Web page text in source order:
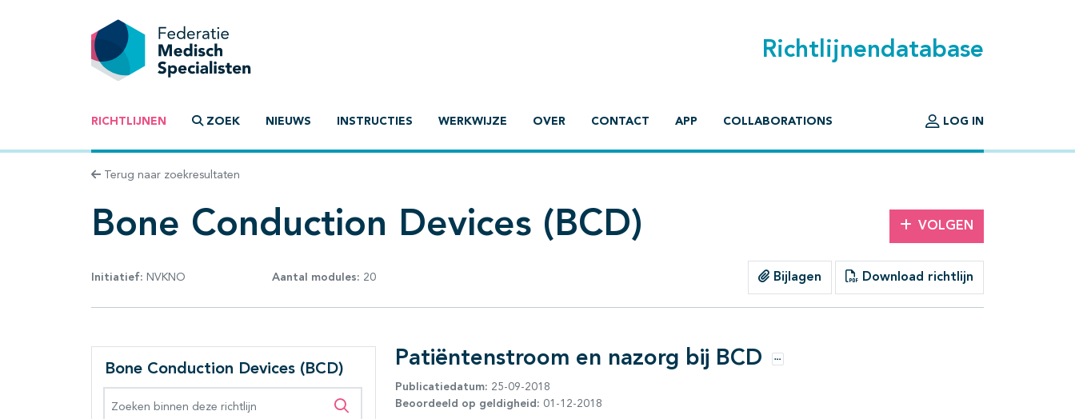
Richtlijnendatabase
RICHTLIJNEN ZOEK NIEUWS INSTRUCTIES WERKWIJZE OVER CONTACT APP COLLABORATIONS LOG IN
Terug naar zoekresultaten
Bone Conduction Devices (BCD) VOLGEN
Initiatief: NVKNO Aantal modules: 20 Bijlagen Download richtlijn
Bone Conduction Devices (BCD) Patiëntenstroom en nazorg bij BCD Opties
Publicatiedatum: 25-09-2018
Beoordeeld op geldigheid: 01-12-2018